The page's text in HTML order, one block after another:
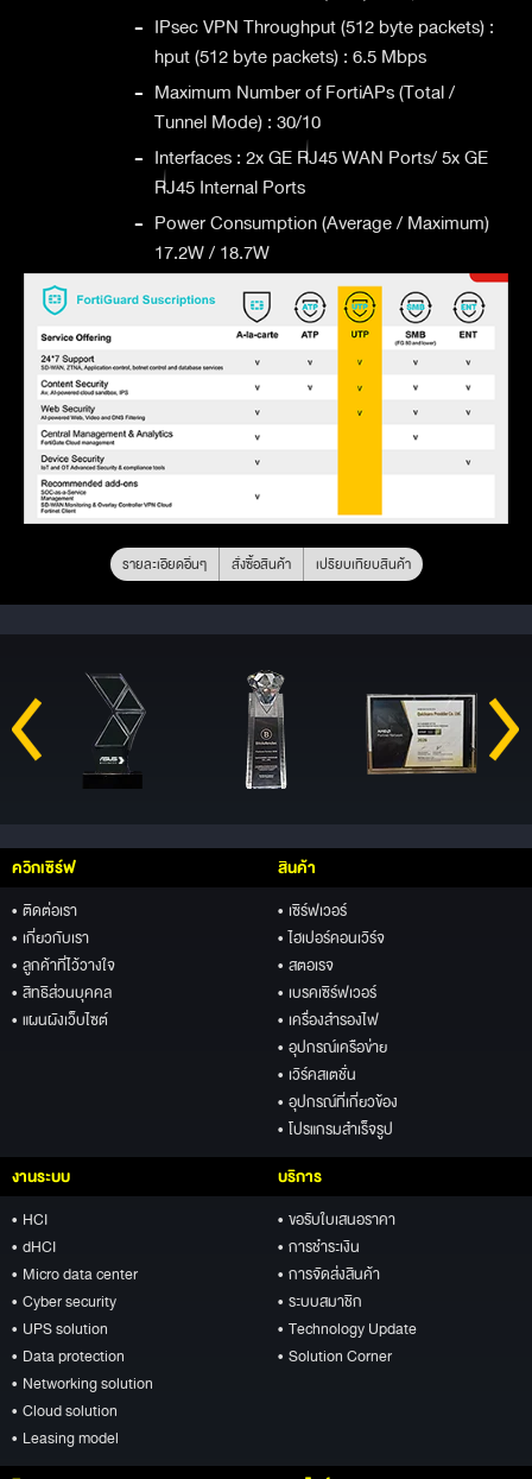
- IPsec VPN Throughput (512 byte packets) :
hput (512 byte packets) : 6.5 Mbps
- Maximum Number of FortiAPs (Total /
Tunnel Mode) : 30/10
- Interfaces : 2x GE RJ45 WAN Ports/ 5x GE
RJ45 Internal Ports
- Power Consumption (Average / Maximum)
17.2W / 18.7W
รายละเอียดอื่นๆ สั่งซื้อสินค้า เปรียบเทียบสินค้า
ควิกเซิร์ฟ
• ติดต่อเรา
• เกี่ยวกับเรา
• ลูกค้าที่ไว้วางใจ
• สิทธิส่วนบุคคล
• แผนผังเว็บไซต์
สินค้า
• เซิร์ฟเวอร์
• ไฮเปอร์คอนเวิร์จ
• สตอเรจ
• เบรคเซิร์ฟเวอร์
• เครื่องสำรองไฟ
• อุปกรณ์เครือข่าย
• เวิร์คสเตชั่น
• อุปกรณ์ที่เกี่ยวข้อง
• โปรแกรมสำเร็จรูป
งานระบบ
• HCI
• dHCI
• Micro data center
• Cyber security
• UPS solution
• Data protection
• Networking solution
• Cloud solution
• Leasing model
บริการ
• ขอรับใบเสนอราคา
• การชำระเงิน
• การจัดส่งสินค้า
• ระบบสมาชิก
• Technology Update
• Solution Corner